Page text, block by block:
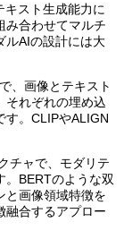
スト生成能力に
み合わせてマルチ
ルAIの設計には大
、画像とテキスト
それぞれの埋め込
す。CLIPやALIGN
チャで、モダリテ
。BERTのような双
と画像領域特徴を
融合するアプロー